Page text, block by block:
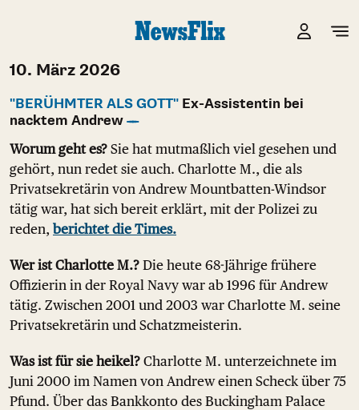
10. März 2026
"BERÜHMTER ALS GOTT" Ex-Assistentin bei
nacktem Andrew
Worum geht es? Sie hat mutmaßlich viel gesehen und
gehört, nun redet sie auch. Charlotte M., die als
Privatsekretärin von Andrew Mountbatten-Windsor
tätig war, hat sich bereit erklärt, mit der Polizei zu
reden, berichtet die Times.
Wer ist Charlotte M.? Die heute 68-Jährige frühere
Offizierin in der Royal Navy war ab 1996 für Andrew
tätig. Zwischen 2001 und 2003 war Charlotte M. seine
Privatsekretärin und Schatzmeisterin.
Was ist für sie heikel? Charlotte M. unterzeichnete im
Juni 2000 im Namen von Andrew einen Scheck über 75
Pfund. Über das Bankkonto des Buckingham Palace